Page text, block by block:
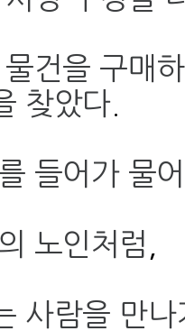
건을 구매
찾았다.
들어가 물
노인처럼
사람을 만